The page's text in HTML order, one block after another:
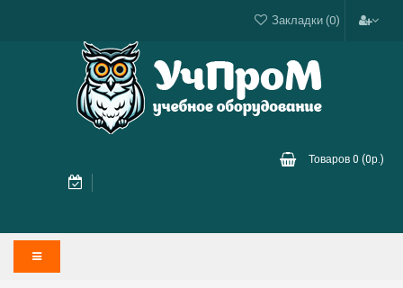
Закладки (0)
Товаров 0 (0р.)